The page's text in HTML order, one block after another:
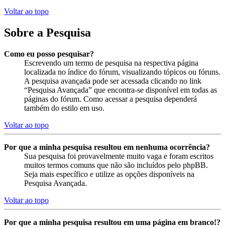
Voltar ao topo
Sobre a Pesquisa
Como eu posso pesquisar?
Escrevendo um termo de pesquisa na respectiva página
localizada no índice do fórum, visualizando tópicos ou fóruns.
A pesquisa avançada pode ser acessada clicando no link
“Pesquisa Avançada” que encontra-se disponível em todas as
páginas do fórum. Como acessar a pesquisa dependerá
também do estilo em uso.
Voltar ao topo
Por que a minha pesquisa resultou em nenhuma ocorrência?
Sua pesquisa foi provavelmente muito vaga e foram escritos
muitos termos comuns que não são incluídos pelo phpBB.
Seja mais específico e utilize as opções disponíveis na
Pesquisa Avançada.
Voltar ao topo
Por que a minha pesquisa resultou em uma página em branco!?